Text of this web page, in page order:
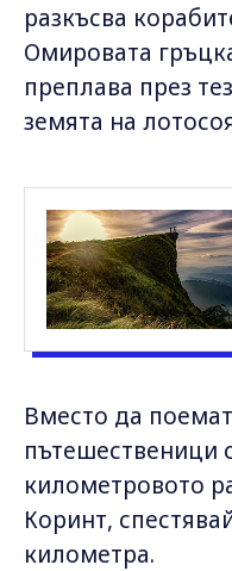
разкъсва
Омировата
преплава през
земята на
Вместо да
пътешественици
километровото
Коринт,
километра.